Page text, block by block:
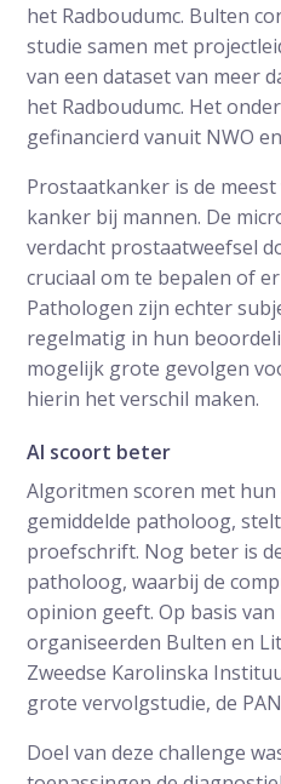
het Radboudumc. Bulten
studie samen met
van een dataset van meer
het Radboudumc. Het
gefinancierd vanuit NWO en
Prostaatkanker is de
kanker bij mannen. De
verdacht prostaatweefsel
cruciaal om te bepalen of
Pathologen zijn echter
regelmatig in hun
mogelijk grote gevolgen
hierin het verschil maken.
AI scoort beter
Algoritmen scoren met
gemiddelde patholoog,
proefschrift. Nog beter is
patholoog, waarbij de
opinion geeft. Op basis van
organiseerden Bulten en
Zweedse Karolinska
grote vervolgstudie, de
Doel van deze challenge